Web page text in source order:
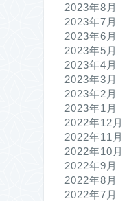
2023年8月
2023年7月
2023年6月
2023年5月
2023年4月
2023年3月
2023年2月
2023年1月
2022年12月
2022年11月
2022年10月
2022年9月
2022年8月
2022年7月